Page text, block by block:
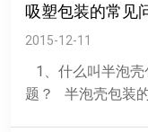
吸塑包装的常见
2015-12-11
1、什么叫半泡壳
题？ 半泡壳包装